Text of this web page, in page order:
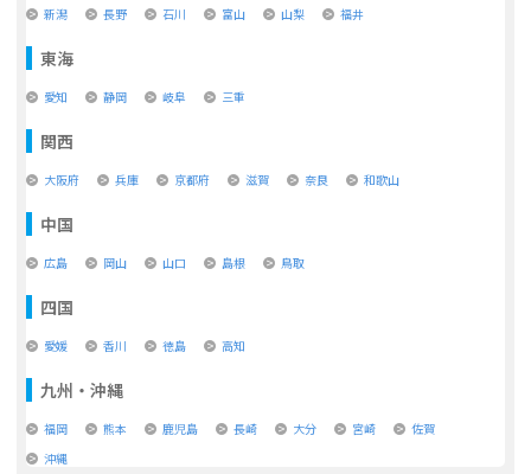
新潟 長野 石川 富山 山梨 福井
東海
愛知 静岡 岐阜 三重
関西
大阪府 兵庫 京都府 滋賀 奈良 和歌山
中国
広島 岡山 山口 島根 鳥取
四国
愛媛 香川 徳島 高知
九州・沖縄
福岡 熊本 鹿児島 長崎 大分 宮崎
佐賀
沖縄